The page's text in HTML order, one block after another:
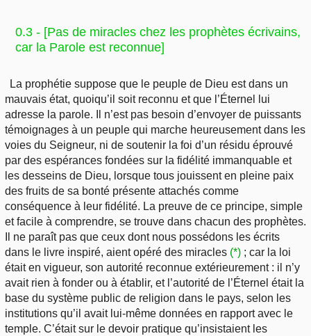
0.3 - [Pas de miracles chez les prophètes écrivains,
car la Parole est reconnue]
La prophétie suppose que le peuple de Dieu est dans un
mauvais état, quoiqu’il soit reconnu et que l’Éternel lui
adresse la parole. Il n’est pas besoin d’envoyer de puissants
témoignages à un peuple qui marche heureusement dans les
voies du Seigneur, ni de soutenir la foi d’un résidu éprouvé
par des espérances fondées sur la fidélité immanquable et
les desseins de Dieu, lorsque tous jouissent en pleine paix
des fruits de sa bonté présente attachés comme
conséquence à leur fidélité. La preuve de ce principe, simple
et facile à comprendre, se trouve dans chacun des prophètes.
Il ne paraît pas que ceux dont nous possédons les écrits
dans le livre inspiré, aient opéré des miracles (*) ; car la loi
était en vigueur, son autorité reconnue extérieurement : il n’y
avait rien à fonder ou à établir, et l’autorité de l’Éternel était la
base du système public de religion dans le pays, selon les
institutions qu’il avait lui-même données en rapport avec le
temple. C’était sur le devoir pratique qu’insistaient les